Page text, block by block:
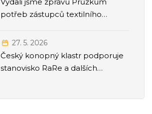
potřeb zástupců textilního
27. 5. 2026
Český konopný klastr podporuje
stanovisko RaRe a dalších